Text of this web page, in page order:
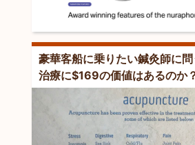
豪華客船に乗りたい鍼灸師に
治療に$169の価値はあるのか